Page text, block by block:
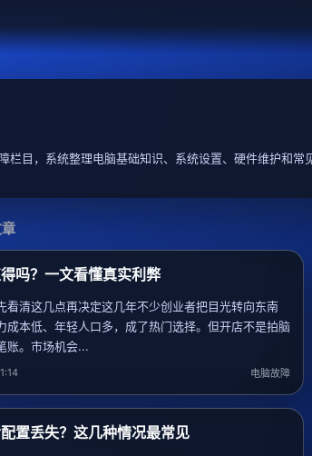
栏目，系统整理电脑基础知识、系统设置、硬件维护和常
吗？一文看懂真实利弊
看清这几点再决定这几年不少创业者把目光转向东南
成本低、年轻人口多，成了热门选择。但开店不是拍脑
账。市场机会...
电脑故障
置丢失？这几种情况最常见